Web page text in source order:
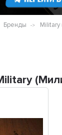
Бренды Military